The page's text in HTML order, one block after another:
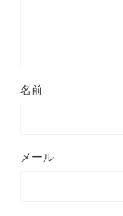
名前
メール